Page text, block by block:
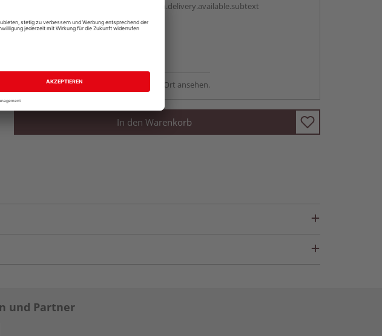
vue.ads.priceMerchantBox.option.delivery.available.subtext
Verfügbar in der Ausstellung - vor Ort ansehen.
In den Warenkorb
und Partner